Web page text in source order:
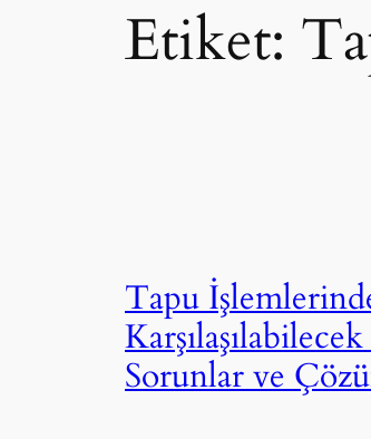
Etiket:
Tapu
Sorunlar ve